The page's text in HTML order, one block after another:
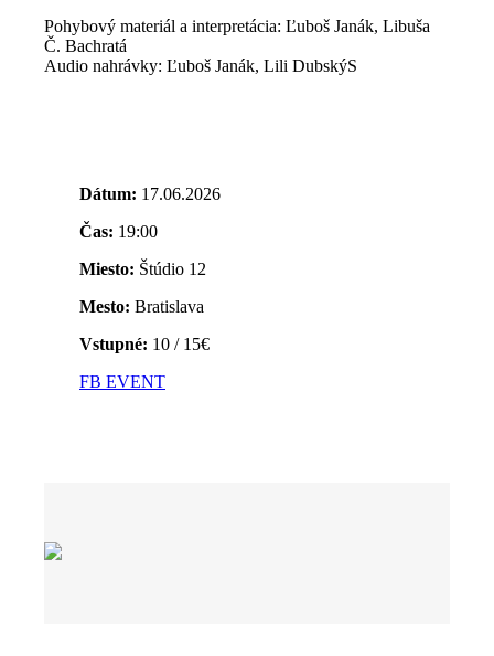
Pohybový materiál a interpretácia: Ľuboš Janák, Libuša
Č. Bachratá
Audio nahrávky: Ľuboš Janák, Lili DubskýS
Dátum: 17.06.2026
Čas: 19:00
Miesto: Štúdio 12
Mesto: Bratislava
Vstupné: 10 / 15€
FB EVENT